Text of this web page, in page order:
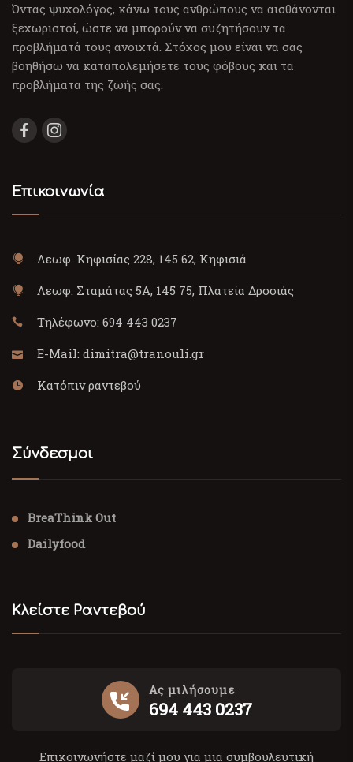
Όντας ψυχολόγος, κάνω τους ανθρώπους να αισθάνονται
ξεχωριστοί, ώστε να μπορούν να συζητήσουν τα
προβλήματά τους ανοιχτά. Στόχος μου είναι να σας
βοηθήσω να καταπολεμήσετε τους φόβους και τα
προβλήματα της ζωής σας.
Επικοινωνία
Λεωφ. Κηφισίας 228, 145 62, Κηφισιά
Λεωφ. Σταμάτας 5Α, 145 75, Πλατεία Δροσιάς
Τηλέφωνο: 694 443 0237
E-Mail: dimitra@tranouli.gr
Κατόπιν ραντεβού
Σύνδεσμοι
BreaThink Out
Dailyfood
Κλείστε Ραντεβού
Ας μιλήσουμε
694 443 0237
Επικοινωνήστε μαζί μου για μια συμβουλευτική